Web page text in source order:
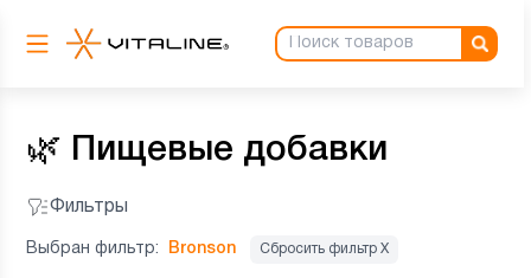
🌿 Пищевые добавки
Фильтры
Выбран фильтр: Bronson Сбросить фильтр Х